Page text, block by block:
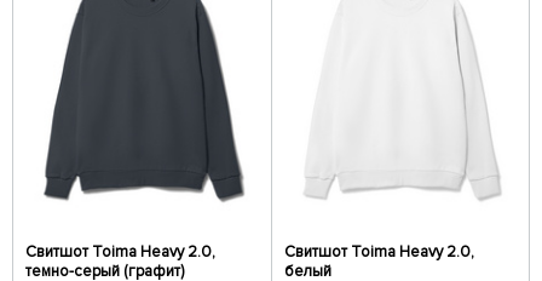
Свитшот Toima Heavy 2.0,
темно-серый (графит)
Свитшот Toima Heavy 2.0,
белый